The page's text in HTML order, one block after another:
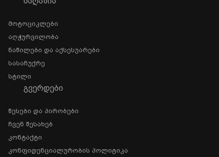
Მოტოციკლები
Აღჭურვილობა
Ნაწილები Და Აქსესუარები
Სასაჩუქრე
Სტილი
ᲒᲕᲔᲠᲓᲔᲑᲘ
Წესები Და Პირობები
Ჩვენ Შესახებ
Კონტაქტი
Კონფიდენციალურობის Პოლიტიკა